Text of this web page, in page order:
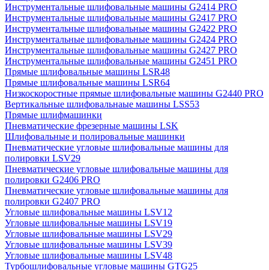
Инструментальные шлифовальные машины G2414 PRO
Инструментальные шлифовальные машины G2417 PRO
Инструментальные шлифовальные машины G2422 PRO
Инструментальные шлифовальные машины G2424 PRO
Инструментальные шлифовальные машины G2427 PRO
Инструментальные шлифовальные машины G2451 PRO
Прямые шлифовальные машины LSR48
Прямые шлифовальные машины LSR64
Низкоскоростные прямые шлифовальные машины G2440 PRO
Вертикальные шлифовальнаые машины LSS53
Прямые шлифмашинки
Пневматические фрезерные машины LSK
Шлифовальные и полировальные машинки
Пневматические угловые шлифовальные машины для
полировки LSV29
Пневматические угловые шлифовальные машины для
полировки G2406 PRO
Пневматические угловые шлифовальные машины для
полировки G2407 PRO
Угловые шлифовальные машины LSV12
Угловые шлифовальные машины LSV19
Угловые шлифовальные машины LSV29
Угловые шлифовальные машины LSV39
Угловые шлифовальные машины LSV48
Турбошлифовальные угловые машины GTG25